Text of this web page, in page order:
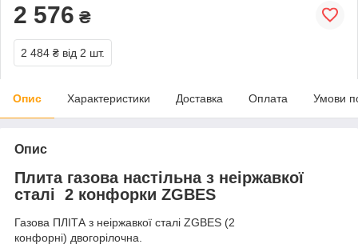
2 576 ₴
2 484 ₴ від 2 шт.
Опис Характеристики Доставка Оплата Умови
Опис
Плита газова настільна з неіржавкої
сталі 2 конфорки ZGBES
Газова ПЛІТА з неіржавкої сталі ZGBES (2
конфорні) двогорілочна.